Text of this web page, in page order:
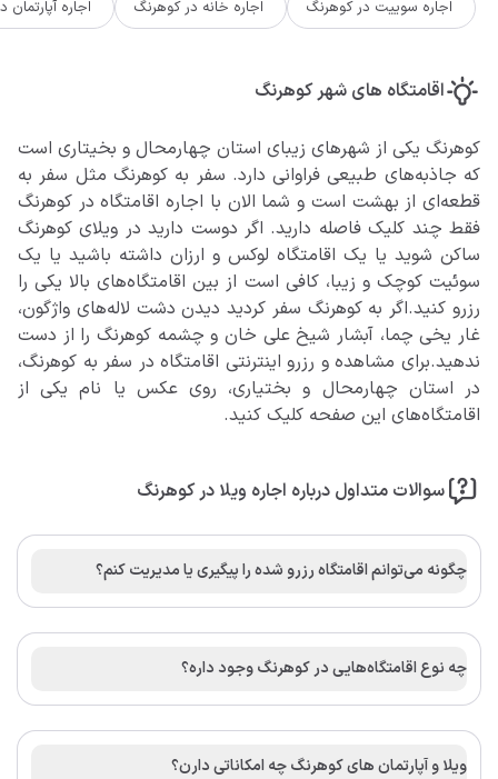
اجاره سوییت در کوهرنگ اجاره خانه در کوهرنگ اجاره
اقامتگاه های شهر کوهرنگ
کوهرنگ یکی از شهرهای زیبای استان چهارمحال و بخیتاری است
که جاذبه‌های طبیعی فراوانی دارد. سفر به کوهرنگ مثل سفر به
قطعه‌ای از بهشت است و شما الان با اجاره اقامتگاه در کوهرنگ
فقط چند کلیک فاصله دارید. اگر دوست دارید در ویلای کوهرنگ
ساکن شوید یا یک اقامتگاه لوکس و ارزان داشته باشید یا یک
سوئیت کوچک و زیبا، کافی است از بین اقامتگاه‌های بالا یکی را
رزرو کنید.اگر به کوهرنگ سفر کردید دیدن دشت لاله‌های واژگون،
غار یخی چما، آبشار شیخ علی خان و چشمه کوهرنگ را از دست
ندهید.برای مشاهده و رزرو اینترنتی اقامتگاه در سفر به کوهرنگ،
در استان چهارمحال و بختیاری، روی عکس یا نام یکی از
اقامتگاه‌های این صفحه کلیک کنید.
سوالات متداول درباره اجاره ویلا در کوهرنگ
چگونه می‌توانم اقامتگاه رزرو شده را پیگیری یا مدیریت کنم؟
چه نوع اقامتگاه‌هایی در کوهرنگ وجود داره؟
ویلا و آپارتمان های کوهرنگ چه امکاناتی دارن؟